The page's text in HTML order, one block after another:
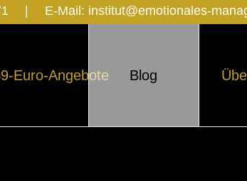
E-Mail: institut@emotionales-
Euro-Angebote Blog